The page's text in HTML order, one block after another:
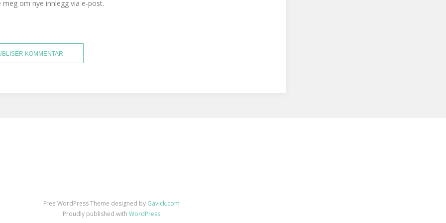
meg om nye innlegg via e-post.
Free WordPress Theme designed by Gavick.com
Proudly published with WordPress